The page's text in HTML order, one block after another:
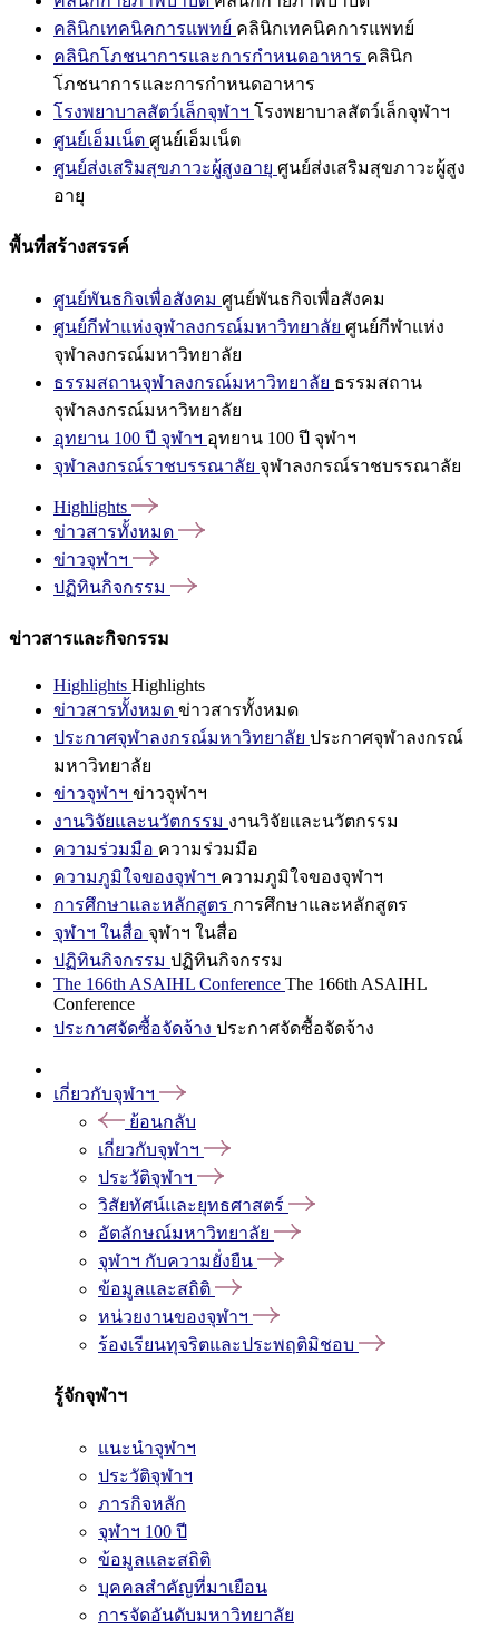
คลินิกเทคนิคการแพทย์ คลินิกเทคนิคการแพทย์
คลินิกโภชนาการและการกำหนดอาหาร คลินิก
โภชนาการและการกำหนดอาหาร
โรงพยาบาลสัตว์เล็กจุฬาฯ โรงพยาบาลสัตว์เล็กจุฬาฯ
ศูนย์เอ็มเน็ต ศูนย์เอ็มเน็ต
ศูนย์ส่งเสริมสุขภาวะผู้สูงอายุ ศูนย์ส่งเสริมสุขภาวะผู้สูง
อายุ
พื้นที่สร้างสรรค์
ศูนย์พันธกิจเพื่อสังคม ศูนย์พันธกิจเพื่อสังคม
ศูนย์กีฬาแห่งจุฬาลงกรณ์มหาวิทยาลัย ศูนย์กีฬาแห่ง
จุฬาลงกรณ์มหาวิทยาลัย
ธรรมสถานจุฬาลงกรณ์มหาวิทยาลัย ธรรมสถาน
จุฬาลงกรณ์มหาวิทยาลัย
อุทยาน 100 ปี จุฬาฯ อุทยาน 100 ปี จุฬาฯ
จุฬาลงกรณ์ราชบรรณาลัย จุฬาลงกรณ์ราชบรรณาลัย
Highlights
ข่าวสารทั้งหมด
ข่าวจุฬาฯ
ปฏิทินกิจกรรม
ข่าวสารและกิจกรรม
Highlights Highlights
ข่าวสารทั้งหมด ข่าวสารทั้งหมด
ประกาศจุฬาลงกรณ์มหาวิทยาลัย ประกาศจุฬาลงกรณ์
มหาวิทยาลัย
ข่าวจุฬาฯ ข่าวจุฬาฯ
งานวิจัยและนวัตกรรม งานวิจัยและนวัตกรรม
ความร่วมมือ ความร่วมมือ
ความภูมิใจของจุฬาฯ ความภูมิใจของจุฬาฯ
การศึกษาและหลักสูตร การศึกษาและหลักสูตร
จุฬาฯ ในสื่อ จุฬาฯ ในสื่อ
ปฏิทินกิจกรรม ปฏิทินกิจกรรม
The 166th ASAIHL Conference The 166th ASAIHL
Conference
ประกาศจัดซื้อจัดจ้าง ประกาศจัดซื้อจัดจ้าง
เกี่ยวกับจุฬาฯ
ย้อนกลับ
เกี่ยวกับจุฬาฯ
ประวัติจุฬาฯ
วิสัยทัศน์และยุทธศาสตร์
อัตลักษณ์มหาวิทยาลัย
จุฬาฯ กับความยั่งยืน
ข้อมูลและสถิติ
หน่วยงานของจุฬาฯ
ร้องเรียนทุจริตและประพฤติมิชอบ
รู้จักจุฬาฯ
แนะนำจุฬาฯ
ประวัติจุฬาฯ
ภารกิจหลัก
จุฬาฯ 100 ปี
ข้อมูลและสถิติ
บุคคลสำคัญที่มาเยือน
การจัดอันดับมหาวิทยาลัย